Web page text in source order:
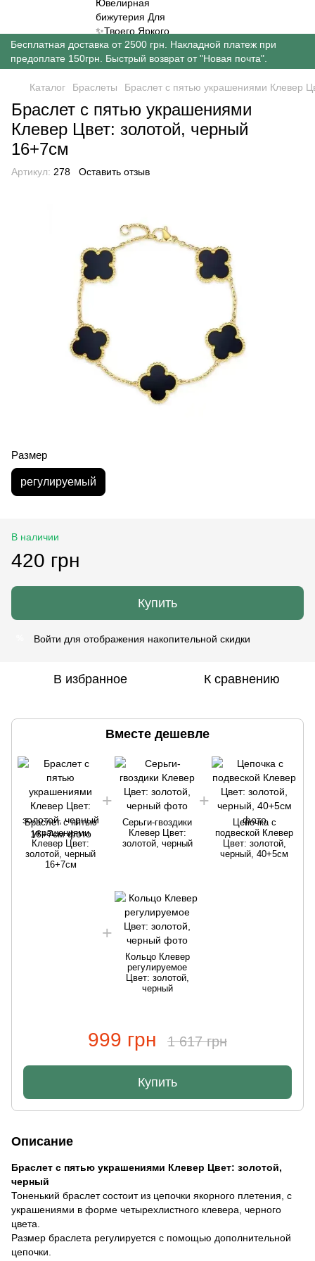
Бесплатная доставка от 2500 грн. Накладной платеж при
предоплате 150грн. Быстрый возврат от "Новая почта".
Каталог Браслеты Браслет с пятью украшениями Клевер
Браслет с пятью украшениями
Клевер Цвет: золотой, черный
16+7см
Артикул: 278 Оставить отзыв
Размер
регулируемый
В наличии
420 грн
Купить
Войти для отображения накопительной скидки
В избранное К сравнению
Вместе дешевле
Браслет с пятью
украшениями
Клевер Цвет:
золотой, черный
16+7см
Серьги-гвоздики
Клевер Цвет:
золотой, черный
Цепочка с
подвеской Клевер
Цвет: золотой,
черный, 40+5см
Кольцо Клевер
регулируемое
Цвет: золотой,
черный
999 грн 1 617 грн
Купить
Описание
Браслет с пятью украшениями Клевер Цвет: золотой,
черный
Тоненький браслет состоит из цепочки якорного плетения, с
украшениями в форме четырехлистного клевера, черного
цвета.
Размер браслета регулируется с помощью дополнительной
цепочки.